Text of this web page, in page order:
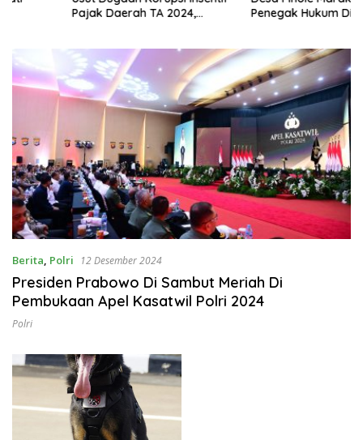
Pajak Daerah TA 2024,
Penegak Hukum Didesak
Berita, Polri 12 Desember 2024
Presiden Prabowo Di Sambut Meriah Di
Pembukaan Apel Kasatwil Polri 2024
Polri